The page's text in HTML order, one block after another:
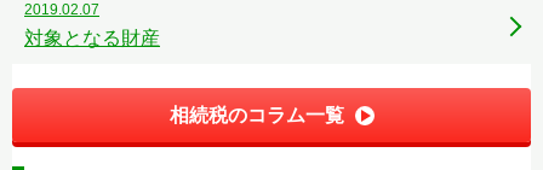
2019.02.07
対象となる財産
相続税のコラム一覧